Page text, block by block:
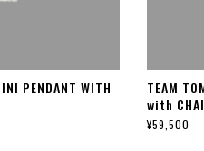
PENDANT WITH
TEAM
with
¥59,500